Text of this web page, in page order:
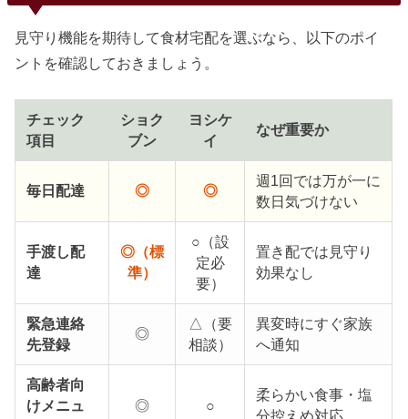
見守り機能を期待して食材宅配を選ぶなら、以下のポイ
ントを確認しておきましょう。
チェック
項目
ショク
ブン
ヨシケ
イ
なぜ重要か
毎日配達 ◎ ◎
週1回では万が一に
数日気づけない
手渡し配
達
◎（標
準）
○（設
定必
要）
置き配では見守り
効果なし
緊急連絡
先登録
◎
△（要
相談）
異変時にすぐ家族
へ通知
高齢者向
けメニュ
◎ ○
柔らかい食事・塩